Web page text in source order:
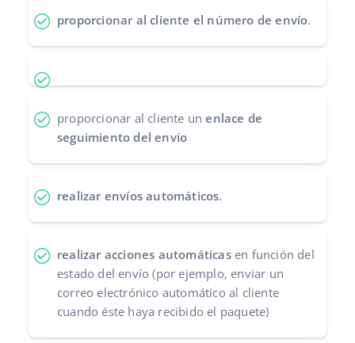
proporcionar al cliente el número de envío.
proporcionar al cliente unenlace de
seguimiento del envío
realizar envíos automáticos.
realizar acciones automáticasen función del
estado del envío (por ejemplo, enviar un
correo electrónico automático al cliente
cuando éste haya recibido el paquete)